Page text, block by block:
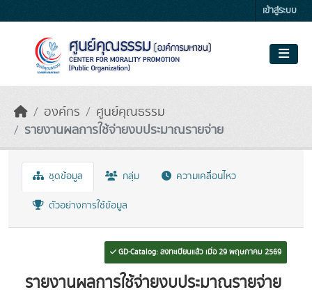
เข้าสู่ระบบ
องค์กร
ศูนย์คุณธรรม
รายงานผลการใช้จ่ายงบประมาณรายจ่าย
ชุดข้อมูล กลุ่ม ความเคลื่อนไหว
ตัวอย่างการใช้ข้อมูล
GD-Catalog: ลงทะเบียนแล้ว เมื่อ 29 พฤษภาคม 2569
รายงานผลการใช้จ่ายงบประมาณรายจ่าย